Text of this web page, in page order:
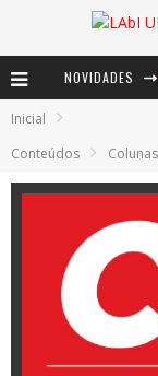
NOVIDADES
Inicial
Conteúdos
Colunas